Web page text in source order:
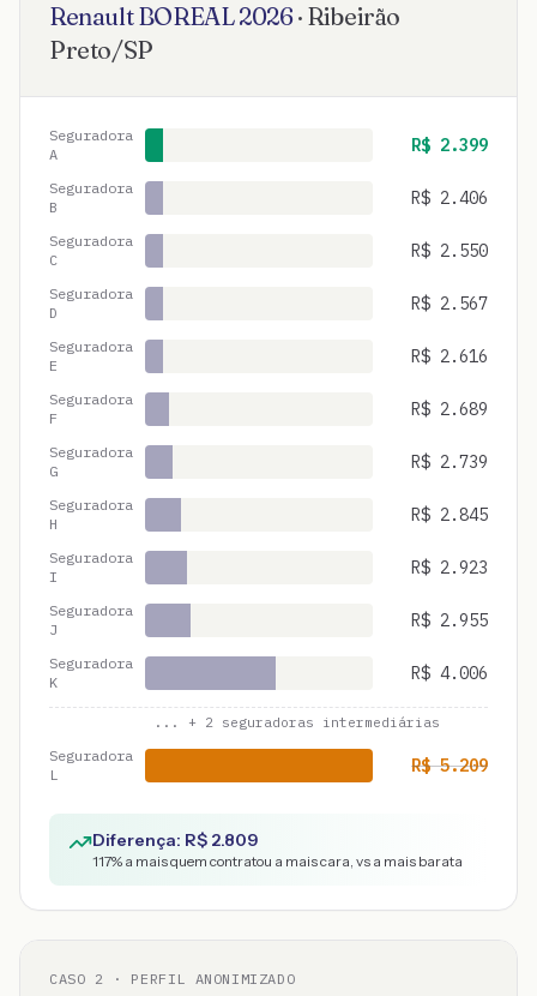
RenaultBOREAL2026· Ribeirão
Preto/SP
Seguradora
A
R$ 2.399
Seguradora
B
R$ 2.406
Seguradora
C
R$ 2.550
Seguradora
D
R$ 2.567
Seguradora
E
R$ 2.616
Seguradora
F
R$ 2.689
Seguradora
G
R$ 2.739
Seguradora
H
R$ 2.845
Seguradora
I
R$ 2.923
Seguradora
J
R$ 2.955
Seguradora
K
R$ 4.006
... + 2 seguradoras intermediárias
Seguradora
L
R$5.209
Diferença: R$ 2.809
117% a mais quem contratou a mais cara, vs a mais barata
CASO 2 · PERFIL ANONIMIZADO